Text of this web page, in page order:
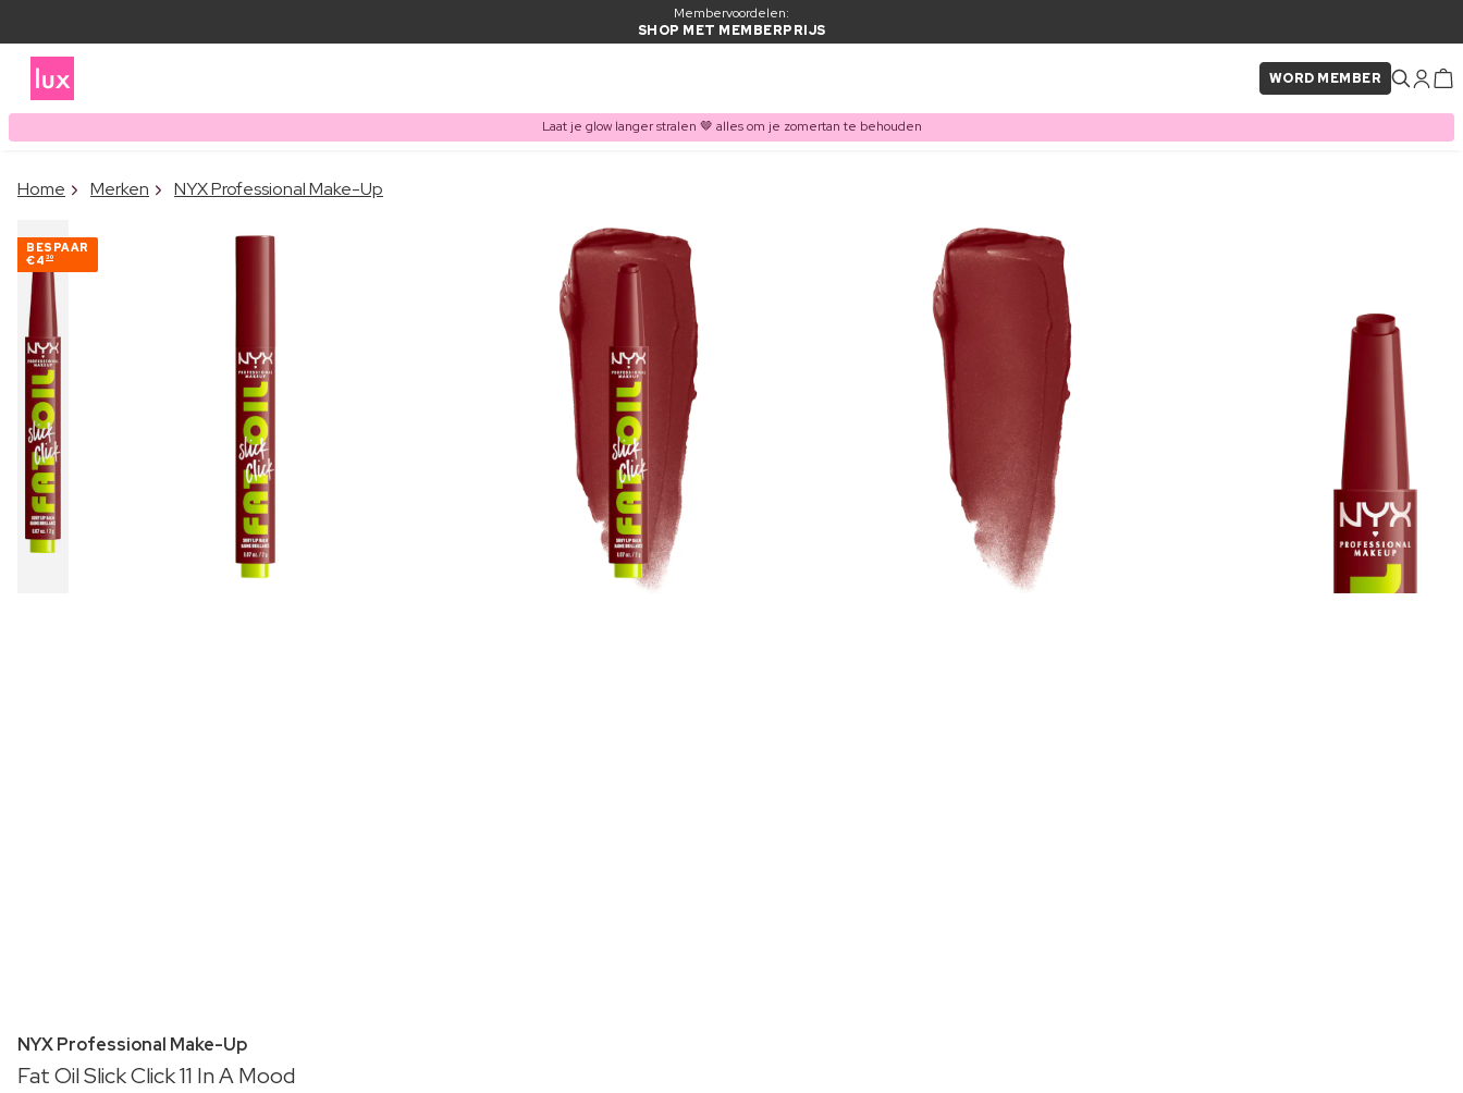
Membervoordelen:
SHOP MET MEMBERPRIJS
WORD MEMBER
Laat je glow langer stralen 🤎 alles om je zomertan te behouden
Home Merken NYX Professional Make-Up
BESPAAR
€4 30
NYX Professional Make-Up
Fat Oil Slick Click 11 In A Mood